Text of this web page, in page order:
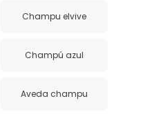
Champu elvive
Champú azul
Aveda champu